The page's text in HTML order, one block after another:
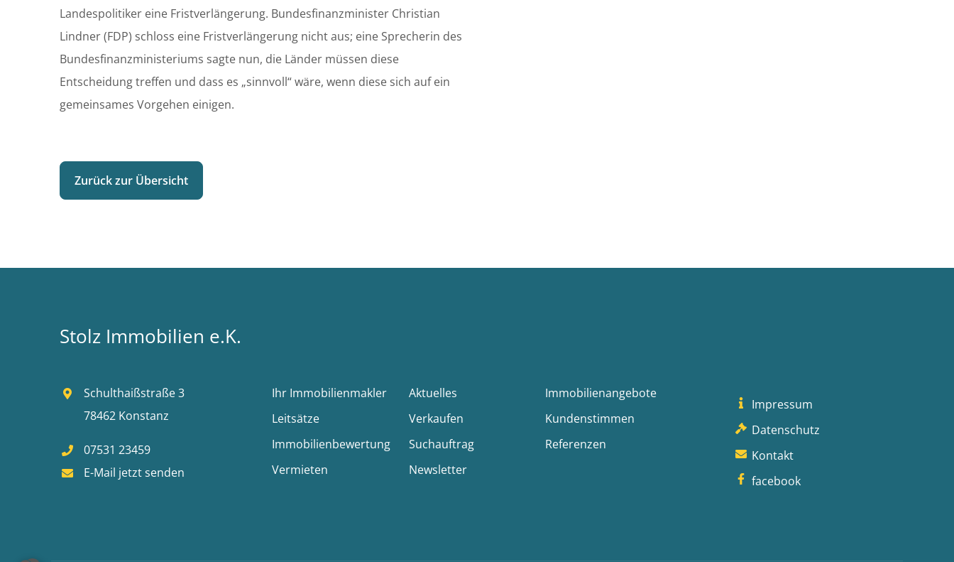
Landespolitiker eine Fristverlängerung. Bundesfinanzminister Christian
Lindner (FDP) schloss eine Fristverlängerung nicht aus; eine Sprecherin des
Bundesfinanzministeriums sagte nun, die Länder müssen diese
Entscheidung treffen und dass es „sinnvoll“ wäre, wenn diese sich auf ein
gemeinsames Vorgehen einigen.
Zurück zur Übersicht
Stolz Immobilien e.K.
Schulthaißstraße 3
78462 Konstanz
07531 23459
E-Mail jetzt senden
Ihr Immobilienmakler Aktuelles
Immobilienangebote
Leitsätze
Verkaufen
Kundenstimmen
Immobilienbewertung
Suchauftrag
Referenzen
Vermieten
Newsletter
Impressum
Datenschutz
Kontakt
facebook